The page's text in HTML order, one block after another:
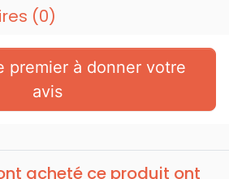
(0)
avis
acheté ce produit ont